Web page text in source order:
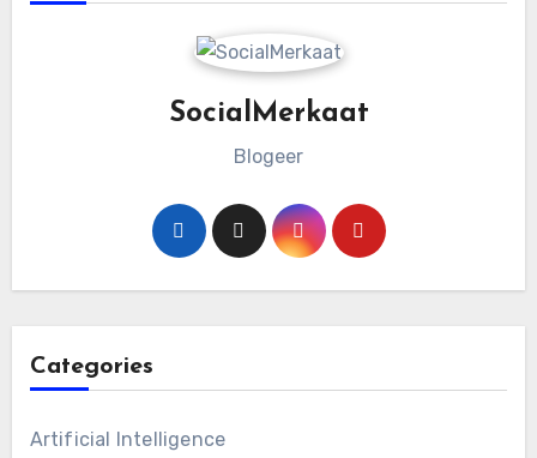
SocialMerkaat
Blogeer
Categories
Artificial Intelligence